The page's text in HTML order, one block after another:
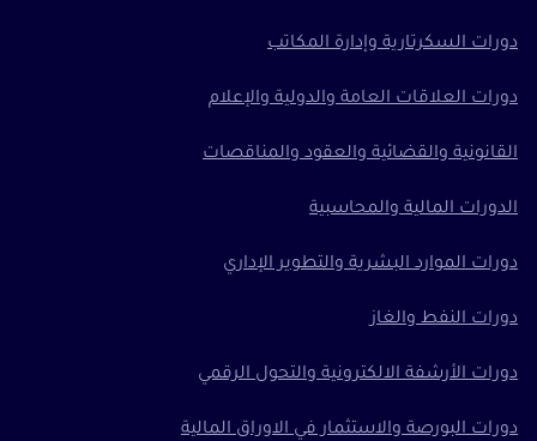
دورات السكرتارية وإدارة المكاتب
دورات العلاقات العامة والدولية والإعلام
القانونية والقضائية والعقود والمناقصات
الدورات المالية والمحاسبية
دورات الموارد البشرية والتطوير الإداري
دورات النفط والغاز
دورات الأرشفة الالكترونية والتحول الرقمي
دورات البورصة والاستثمار في الاوراق المالية